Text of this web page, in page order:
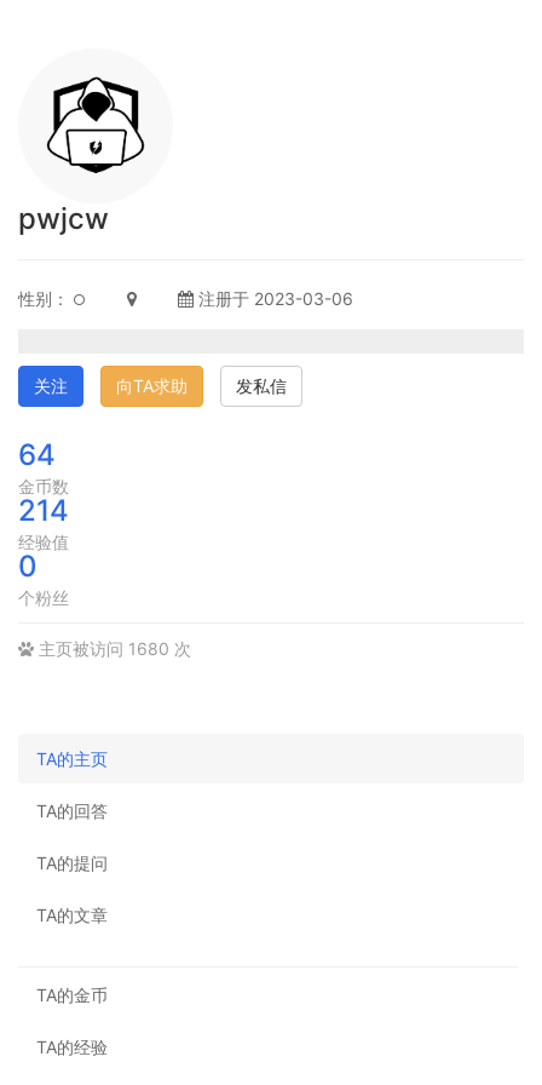
pwjcw
性别： 注册于 2023-03-06
关注 向TA求助 发私信
64
金币数
214
经验值
0
个粉丝
主页被访问 1680 次
TA的主页
TA的回答
TA的提问
TA的文章
TA的金币
TA的经验